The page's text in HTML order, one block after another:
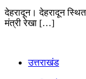
देहरादून। देहरादून
मंत्री रेखा […]
उत्तराखंड